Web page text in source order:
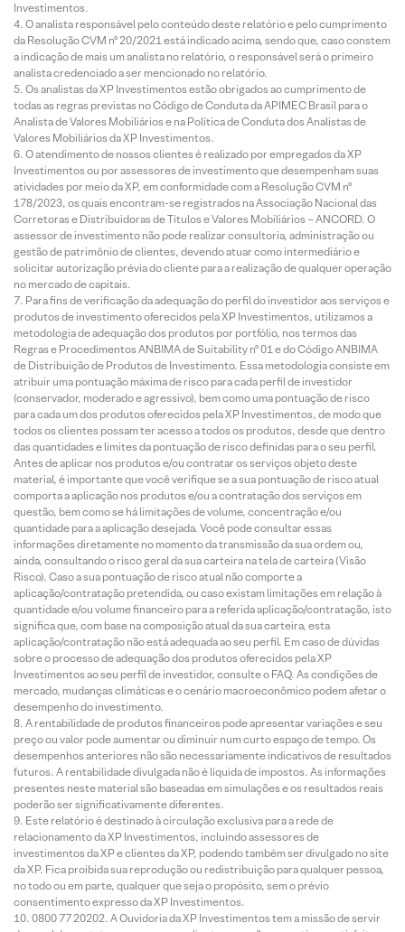
Investimentos.
O analista responsável pelo conteúdo deste relatório e pelo cumprimento
da Resolução CVM nº 20/2021 está indicado acima, sendo que, caso constem
a indicação de mais um analista no relatório, o responsável será o primeiro
analista credenciado a ser mencionado no relatório.
Os analistas da XP Investimentos estão obrigados ao cumprimento de
todas as regras previstas no Código de Conduta da APIMEC Brasil para o
Analista de Valores Mobiliários e na Política de Conduta dos Analistas de
Valores Mobiliários da XP Investimentos.
O atendimento de nossos clientes é realizado por empregados da XP
Investimentos ou por assessores de investimento que desempenham suas
atividades por meio da XP, em conformidade com a Resolução CVM nº
178/2023, os quais encontram-se registrados na Associação Nacional das
Corretoras e Distribuidoras de Títulos e Valores Mobiliários – ANCORD. O
assessor de investimento não pode realizar consultoria, administração ou
gestão de patrimônio de clientes, devendo atuar como intermediário e
solicitar autorização prévia do cliente para a realização de qualquer operação
no mercado de capitais.
Para fins de verificação da adequação do perfil do investidor aos serviços e
produtos de investimento oferecidos pela XP Investimentos, utilizamos a
metodologia de adequação dos produtos por portfólio, nos termos das
Regras e Procedimentos ANBIMA de Suitability nº 01 e do Código ANBIMA
de Distribuição de Produtos de Investimento. Essa metodologia consiste em
atribuir uma pontuação máxima de risco para cada perfil de investidor
(conservador, moderado e agressivo), bem como uma pontuação de risco
para cada um dos produtos oferecidos pela XP Investimentos, de modo que
todos os clientes possam ter acesso a todos os produtos, desde que dentro
das quantidades e limites da pontuação de risco definidas para o seu perfil.
Antes de aplicar nos produtos e/ou contratar os serviços objeto deste
material, é importante que você verifique se a sua pontuação de risco atual
comporta a aplicação nos produtos e/ou a contratação dos serviços em
questão, bem como se há limitações de volume, concentração e/ou
quantidade para a aplicação desejada. Você pode consultar essas
informações diretamente no momento da transmissão da sua ordem ou,
ainda, consultando o risco geral da sua carteira na tela de carteira (Visão
Risco). Caso a sua pontuação de risco atual não comporte a
aplicação/contratação pretendida, ou caso existam limitações em relação à
quantidade e/ou volume financeiro para a referida aplicação/contratação, isto
significa que, com base na composição atual da sua carteira, esta
aplicação/contratação não está adequada ao seu perfil. Em caso de dúvidas
sobre o processo de adequação dos produtos oferecidos pela XP
Investimentos ao seu perfil de investidor, consulte o FAQ. As condições de
mercado, mudanças climáticas e o cenário macroeconômico podem afetar o
desempenho do investimento.
A rentabilidade de produtos financeiros pode apresentar variações e seu
preço ou valor pode aumentar ou diminuir num curto espaço de tempo. Os
desempenhos anteriores não são necessariamente indicativos de resultados
futuros. A rentabilidade divulgada não é líquida de impostos. As informações
presentes neste material são baseadas em simulações e os resultados reais
poderão ser significativamente diferentes.
Este relatório é destinado à circulação exclusiva para a rede de
relacionamento da XP Investimentos, incluindo assessores de
investimentos da XP e clientes da XP, podendo também ser divulgado no site
da XP. Fica proibida sua reprodução ou redistribuição para qualquer pessoa,
no todo ou em parte, qualquer que seja o propósito, sem o prévio
consentimento expresso da XP Investimentos.
0800 77 20202. A Ouvidoria da XP Investimentos tem a missão de servir